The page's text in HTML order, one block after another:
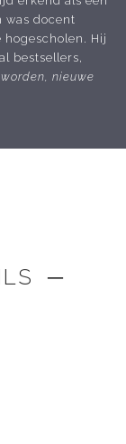
was docent
Hij
bestsellers,
nieuwe
─